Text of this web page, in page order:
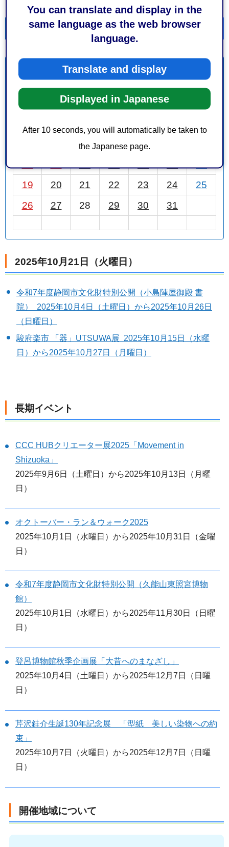
You can translate and display in the
same language as the web browser
language.
Translate and display
Displayed in Japanese
After 10 seconds, you will automatically be taken to
the Japanese page.
一覧を表示 カレンダーを表示
前月 2025年10月
月 火 水 木 金
7 8 9
19
20 21 22 23 24
25
26
27 28 29 30 31
2025年10月21日（火曜日）
令和7年度静岡市文化財特別公開（小島陣屋御殿 書
院） 2025年10月4日（土曜日）から2025年10月26日
（日曜日）
駿府楽市 「器」UTSUWA展 2025年10月15日（水曜
日）から2025年10月27日（月曜日）
長期イベント
CCC HUBクリエーター展2025「Movement in
Shizuoka」
2025年9月6日（土曜日）から2025年10月13日（月曜
日）
オクトーバー・ラン＆ウォーク2025
2025年10月1日（水曜日）から2025年10月31日（金曜
日）
令和7年度静岡市文化財特別公開（久能山東照宮博物
館）
2025年10月1日（水曜日）から2025年11月30日（日曜
日）
登呂博物館秋季企画展「大昔へのまなざし」
2025年10月4日（土曜日）から2025年12月7日（日曜
日）
芹沢銈介生誕130年記念展 「型紙 美しい染物への約
束」
2025年10月7日（火曜日）から2025年12月7日（日曜
日）
開催地域について